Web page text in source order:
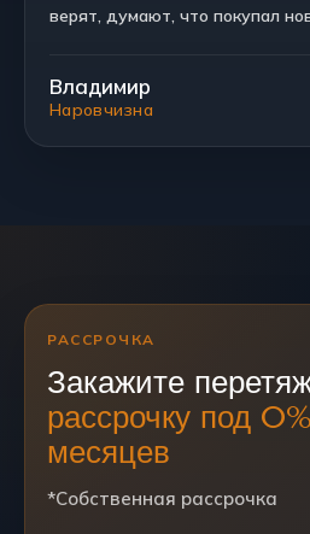
верят, думают, что покупал
Владимир
Наровчизна
РАССРОЧКА
Закажите
рассрочку под
месяцев
*Собственная рассрочка